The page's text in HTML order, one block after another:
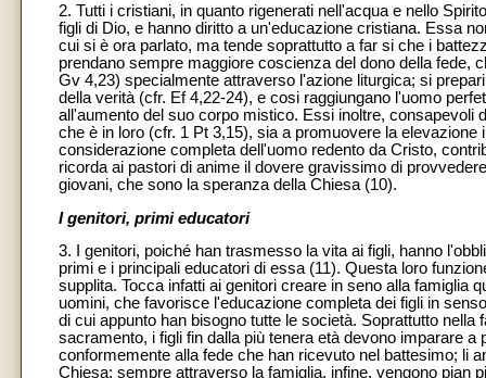
2. Tutti i cristiani, in quanto rigenerati nell'acqua e nello
figli di Dio, e hanno diritto a un'educazione cristiana. Essa
cui si è ora parlato, ma tende soprattutto a far si che i
prendano sempre maggiore coscienza del dono della fede,
Gv 4,23) specialmente attraverso l'azione liturgica; si
della verità (cfr. Ef 4,22-24), e cosi raggiungano l'uomo
all'aumento del suo corpo mistico. Essi inoltre, consapevoli
che è in loro (cfr. 1 Pt 3,15), sia a promuovere la
considerazione completa dell'uomo redento da Cristo,
ricorda ai pastori di anime il dovere gravissimo di
giovani, che sono la speranza della Chiesa (10).
I genitori, primi educatori
3. I genitori, poiché han trasmesso la vita ai figli, hanno
primi e i principali educatori di essa (11). Questa loro
supplita. Tocca infatti ai genitori creare in seno alla famiglia
uomini, che favorisce l'educazione completa dei figli in
di cui appunto han bisogno tutte le società. Soprattutto
sacramento, i figli fin dalla più tenera età devono imparare
conformemente alla fede che han ricevuto nel battesimo; li
Chiesa; sempre attraverso la famiglia, infine, vengono pian